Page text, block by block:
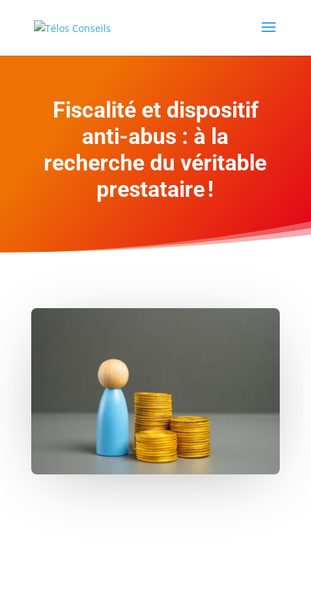
Fiscalité et dispositif
anti-abus : à la
recherche du véritable
prestataire !